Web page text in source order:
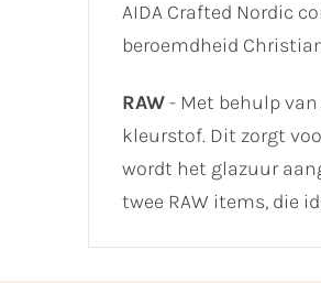
AIDA Crafted Nordic
beroemdheid
RAW- Met behulp
kleurstof. Dit zorgt
wordt het glazuur
twee RAW items, die